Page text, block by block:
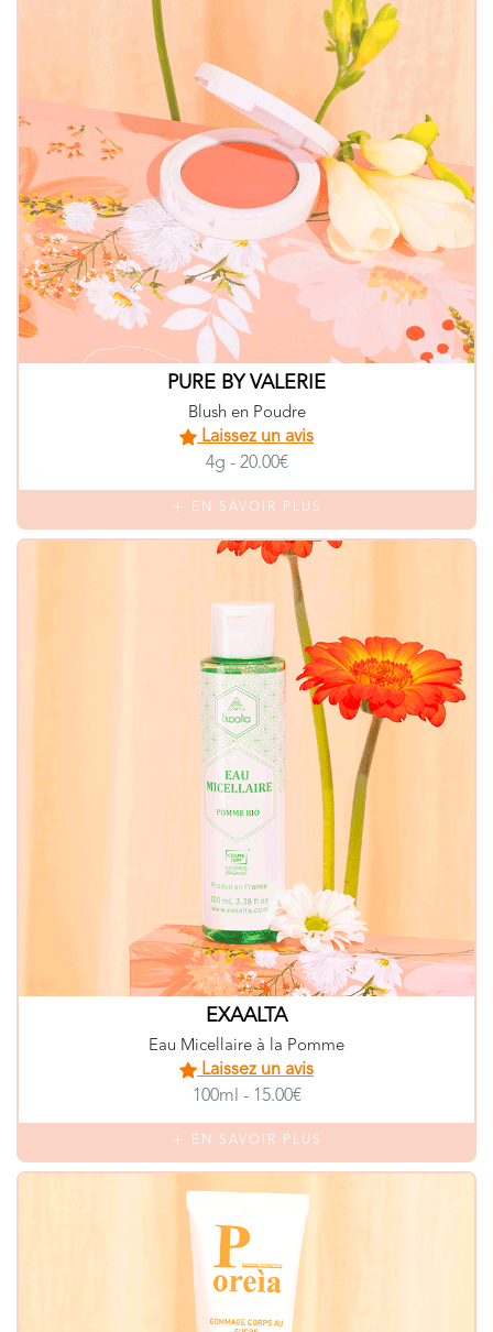
PURE BY VALERIE
Blush en Poudre
Laissez un avis
4g - 20.00€
EN SAVOIR PLUS
EXAALTA
Eau Micellaire à la Pomme
Laissez un avis
100ml - 15.00€
EN SAVOIR PLUS